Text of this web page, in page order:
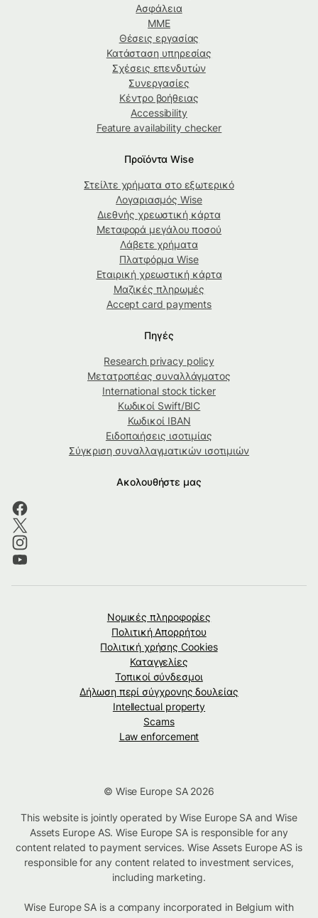
Ασφάλεια
ΜΜΕ
Θέσεις εργασίας
Κατάσταση υπηρεσίας
Σχέσεις επενδυτών
Συνεργασίες
Κέντρο βοήθειας
Accessibility
Feature availability checker
Προϊόντα Wise
Στείλτε χρήματα στο εξωτερικό
Λογαριασμός Wise
Διεθνής χρεωστική κάρτα
Μεταφορά μεγάλου ποσού
Λάβετε χρήματα
Πλατφόρμα Wise
Εταιρική χρεωστική κάρτα
Μαζικές πληρωμές
Accept card payments
Πηγές
Research privacy policy
Μετατροπέας συναλλάγματος
International stock ticker
Κωδικοί Swift/BIC
Κωδικοί IBAN
Ειδοποιήσεις ισοτιμίας
Σύγκριση συναλλαγματικών ισοτιμιών
Ακολουθήστε μας
Νομικές πληροφορίες
Πολιτική Απορρήτου
Πολιτική χρήσης Cookies
Καταγγελίες
Τοπικοί σύνδεσμοι
Δήλωση περί σύγχρονης δουλείας
Intellectual property
Scams
Law enforcement
© Wise Europe SA 2026
This website is jointly operated by Wise Europe SA and Wise
Assets Europe AS. Wise Europe SA is responsible for any
content related to payment services. Wise Assets Europe AS is
responsible for any content related to investment services,
including marketing.
Wise Europe SA is a company incorporated in Belgium with